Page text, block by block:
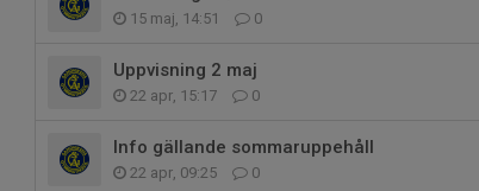
15 maj, 14:51 0
Uppvisning 2 maj
22 apr, 15:17 0
Info gällande sommaruppehåll
22 apr, 09:25 0